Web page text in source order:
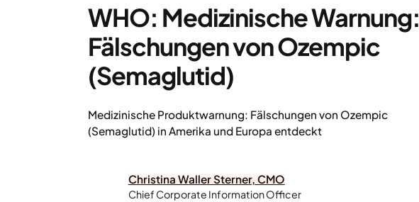
WHO: Medizinische Warnung:
Fälschungen von Ozempic
(Semaglutid)
Medizinische Produktwarnung: Fälschungen von Ozempic
(Semaglutid) in Amerika und Europa entdeckt
Christina Waller Sterner, CMO
Chief Corporate Information Officer